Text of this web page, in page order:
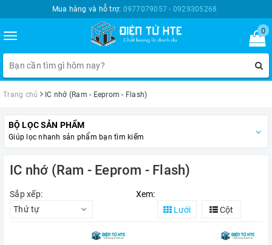
Mua hàng và hỗ trợ: 0977079057 - 0929305268
Toggle
navigation
0
Trang chủ IC nhớ (Ram - Eeprom - Flash)
BỘ LỌC SẢN PHẨM
Giúp lọc nhanh sản phẩm bạn tìm kiếm
IC nhớ (Ram - Eeprom - Flash)
Sắp xếp:
Thứ tự
Xem:
Lưới
Cột